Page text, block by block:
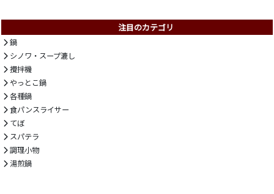
注目のカテゴリ
鍋
シノワ・スープ漉し
攪拌機
やっとこ鍋
各種鍋
食パンスライサー
てぼ
スパテラ
調理小物
湯煎鍋